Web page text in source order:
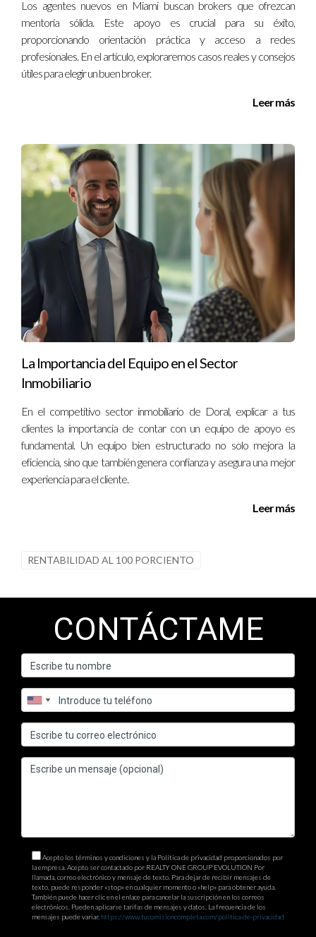
desarrollar habilidades efectivas de liderazgo dentro de tu
equipo. No dudes en ponerte en contacto con nosotros al
+17869785093 para obtener más información sobre cómo
podemos trabajar juntos para alcanzar tus metas.
Los agentes nuevos en Miami buscan brokers que ofrezcan
mentoría sólida. Este apoyo es crucial para su éxito,
proporcionando orientación práctica y acceso a redes
profesionales. En el artículo, exploraremos casos reales y consejos
útiles para elegir un buen broker.
Leer más
La Importancia del Equipo en el Sector
Inmobiliario
En el competitivo sector inmobiliario de Doral, explicar a tus
clientes la importancia de contar con un equipo de apoyo es
fundamental. Un equipo bien estructurado no solo mejora la
eficiencia, sino que también genera confianza y asegura una mejor
experiencia para el cliente.
Leer más
RENTABILIDAD AL 100 PORCIENTO
CONTÁCTAME
Acepto los términos y condiciones y la Política de privacidad proporcionados por
la empresa. Acepto ser contactado por REALTY ONE GROUP EVOLUTION Por
llamada, correo electrónico y mensaje de texto. Para dejar de recibir mensajes de
texto, puede responder «stop» en cualquier momento o «help» para obtener ayuda.
También puede hacer clic en el enlace para cancelar la suscripción en los correos
electrónicos. Pueden aplicarse tarifas de mensajes y datos. La frecuencia de los
mensajes puede variar. https://www.tucomisioncompleta.com/politica-de-privacidad